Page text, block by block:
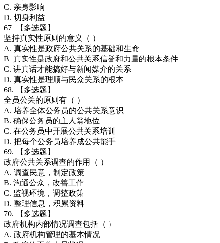
C. 亲身影响
D. 切身利益
67. 【多选题】
坚持真实性原则的意义（ ）
A. 真实性是政府公共关系的基础和生命
B. 真实性是政府和公共关系信誉和力量的根本条件
C. 讲真话才能搞好与新闻媒介的关系
D. 真实性是理顺与民众关系的根本
68. 【多选题】
全员公关的原则有（ ）
A. 培养全体公务员的公共关系意识
B. 确保公务员的主人翁地位
C. 在公务员中开展公共关系培训
D. 把每个公务员培养成公共能手
69. 【多选题】
政府公共关系调查的作用（ ）
A. 调查民意，制定政策
B. 沟通公众，改善工作
C. 监视环境，调整政策
D. 整理信息，积累资料
70. 【多选题】
政府机构内部情况调查包括（ ）
A. 政府机构管理的基本情况